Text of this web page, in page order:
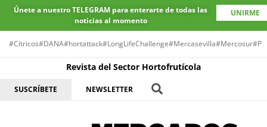
Únete a nuestro TELEGRAM para enterarte de todas las
noticias al momento
UNIRME
#Cítricos#DANA#hortattack#LongLifeChallenge#Mercasevilla#Mercosur
Revista del Sector Hortofrutícola
SUSCRÍBETE NEWSLETTER